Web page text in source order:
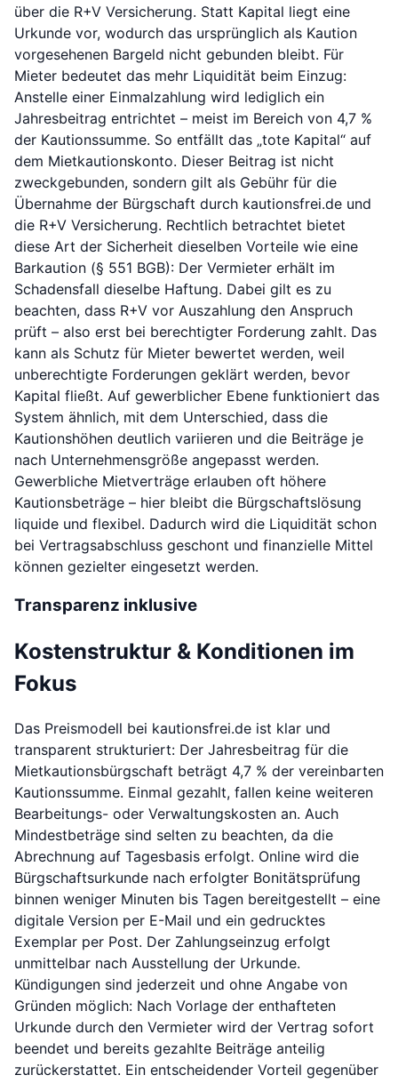
über die R+V Versicherung. Statt Kapital liegt eine
Urkunde vor, wodurch das ursprünglich als Kaution
vorgesehenen Bargeld nicht gebunden bleibt. Für
Mieter bedeutet das mehr Liquidität beim Einzug:
Anstelle einer Einmalzahlung wird lediglich ein
Jahresbeitrag entrichtet – meist im Bereich von 4,7 %
der Kautionssumme. So entfällt das „tote Kapital“ auf
dem Mietkautionskonto. Dieser Beitrag ist nicht
zweckgebunden, sondern gilt als Gebühr für die
Übernahme der Bürgschaft durch kautionsfrei.de und
die R+V Versicherung. Rechtlich betrachtet bietet
diese Art der Sicherheit dieselben Vorteile wie eine
Barkaution (§ 551 BGB): Der Vermieter erhält im
Schadensfall dieselbe Haftung. Dabei gilt es zu
beachten, dass R+V vor Auszahlung den Anspruch
prüft – also erst bei berechtigter Forderung zahlt. Das
kann als Schutz für Mieter bewertet werden, weil
unberechtigte Forderungen geklärt werden, bevor
Kapital fließt. Auf gewerblicher Ebene funktioniert das
System ähnlich, mit dem Unterschied, dass die
Kautionshöhen deutlich variieren und die Beiträge je
nach Unternehmensgröße angepasst werden.
Gewerbliche Mietverträge erlauben oft höhere
Kautionsbeträge – hier bleibt die Bürgschaftslösung
liquide und flexibel. Dadurch wird die Liquidität schon
bei Vertragsabschluss geschont und finanzielle Mittel
können gezielter eingesetzt werden.
Transparenz inklusive
Kostenstruktur & Konditionen im
Fokus
Das Preismodell bei kautionsfrei.de ist klar und
transparent strukturiert: Der Jahresbeitrag für die
Mietkautionsbürgschaft beträgt 4,7 % der vereinbarten
Kautionssumme. Einmal gezahlt, fallen keine weiteren
Bearbeitungs- oder Verwaltungskosten an. Auch
Mindestbeträge sind selten zu beachten, da die
Abrechnung auf Tagesbasis erfolgt. Online wird die
Bürgschaftsurkunde nach erfolgter Bonitätsprüfung
binnen weniger Minuten bis Tagen bereitgestellt – eine
digitale Version per E-Mail und ein gedrucktes
Exemplar per Post. Der Zahlungseinzug erfolgt
unmittelbar nach Ausstellung der Urkunde.
Kündigungen sind jederzeit und ohne Angabe von
Gründen möglich: Nach Vorlage der enthafteten
Urkunde durch den Vermieter wird der Vertrag sofort
beendet und bereits gezahlte Beiträge anteilig
zurückerstattet. Ein entscheidender Vorteil gegenüber